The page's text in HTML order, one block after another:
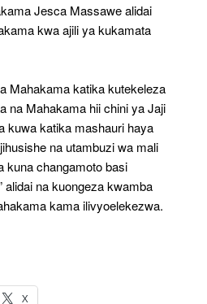
Jesca Massawe alidai
kwa ajili ya kukamata
Mahakama katika kutekeleza
na Mahakama hii chini ya Jaji
kuwa katika mashauri haya
na utambuzi wa mali
kuna changamoto basi
alidai na kuongeza kwamba
kama ilivyoelekezwa.
X